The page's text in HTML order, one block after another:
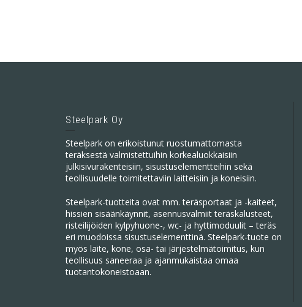
Steelpark Oy
Steelpark on erikoistunut ruostumattomasta
teräksestä valmistettuihin korkealuokkaisiin
julkisivurakenteisiin, sisustuselementteihin sekä
teollisuudelle toimitettaviin laitteisiin ja koneisiin.
Steelpark-tuotteita ovat mm. teräsportaat ja -kaiteet,
hissien sisäänkäynnit, asennusvalmiit teräskalusteet,
risteilijöiden kylpyhuone-, wc- ja hyttimoduulit – teräs
eri muodoissa sisustuselementtinä. Steelpark-tuote on
myös laite, kone, osa- tai järjestelmätoimitus, kun
teollisuus saneeraa ja ajanmukaistaa omaa
tuotantokoneistoaan.